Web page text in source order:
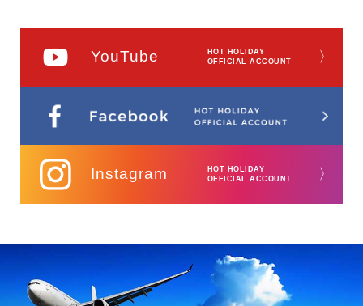
YouTube
HOT HOLIDAY
OFFICIAL ACCOUNT
〉
Instagram
HOT HOLIDAY
OFFICIAL ACCOUNT
〉